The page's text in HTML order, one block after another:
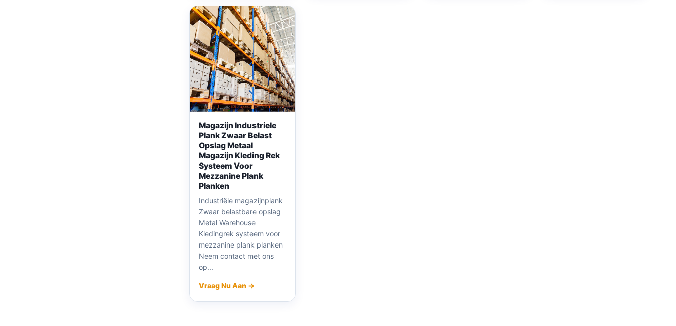
Magazijn Industriele
Plank Zwaar Belast
Opslag Metaal
Magazijn Kleding Rek
Systeem Voor
Mezzanine Plank
Planken
Industriële magazijnplank
Zwaar belastbare opslag
Metal Warehouse
Kledingrek systeem voor
mezzanine plank planken
Neem contact met ons
op...
Vraag Nu Aan →